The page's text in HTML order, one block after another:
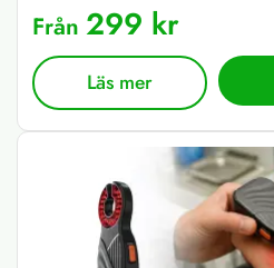
Från 299 kr
Läs mer